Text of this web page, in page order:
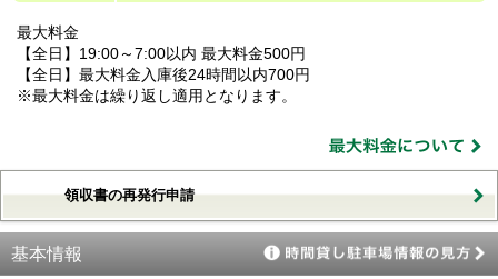
最大料金
【全日】19:00～7:00以内 最大料金500円
【全日】最大料金入庫後24時間以内700円
※最大料金は繰り返し適用となります。
領収書の再発行申請
基本情報